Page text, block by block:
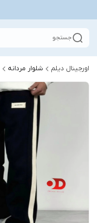
جستجو
اورجینال دیلم شلوار مردانه